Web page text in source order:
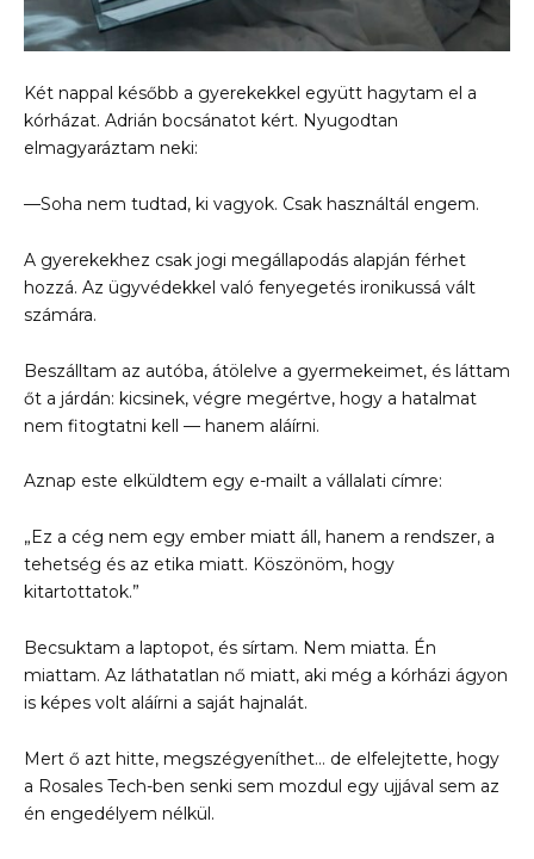
Két nappal később a gyerekekkel együtt hagytam el a
kórházat. Adrián bocsánatot kért. Nyugodtan
elmagyaráztam neki:
—Soha nem tudtad, ki vagyok. Csak használtál engem.
A gyerekekhez csak jogi megállapodás alapján férhet
hozzá. Az ügyvédekkel való fenyegetés ironikussá vált
számára.
Beszálltam az autóba, átölelve a gyermekeimet, és láttam
őt a járdán: kicsinek, végre megértve, hogy a hatalmat
nem fitogtatni kell — hanem aláírni.
Aznap este elküldtem egy e-mailt a vállalati címre:
„Ez a cég nem egy ember miatt áll, hanem a rendszer, a
tehetség és az etika miatt. Köszönöm, hogy
kitartottatok.”
Becsuktam a laptopot, és sírtam. Nem miatta. Én
miattam. Az láthatatlan nő miatt, aki még a kórházi ágyon
is képes volt aláírni a saját hajnalát.
Mert ő azt hitte, megszégyeníthet… de elfelejtette, hogy
a Rosales Tech-ben senki sem mozdul egy ujjával sem az
én engedélyem nélkül.